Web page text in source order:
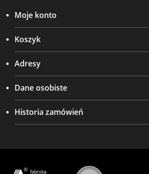
Moje konto
Koszyk
Adresy
Dane osobiste
Historia zamówień